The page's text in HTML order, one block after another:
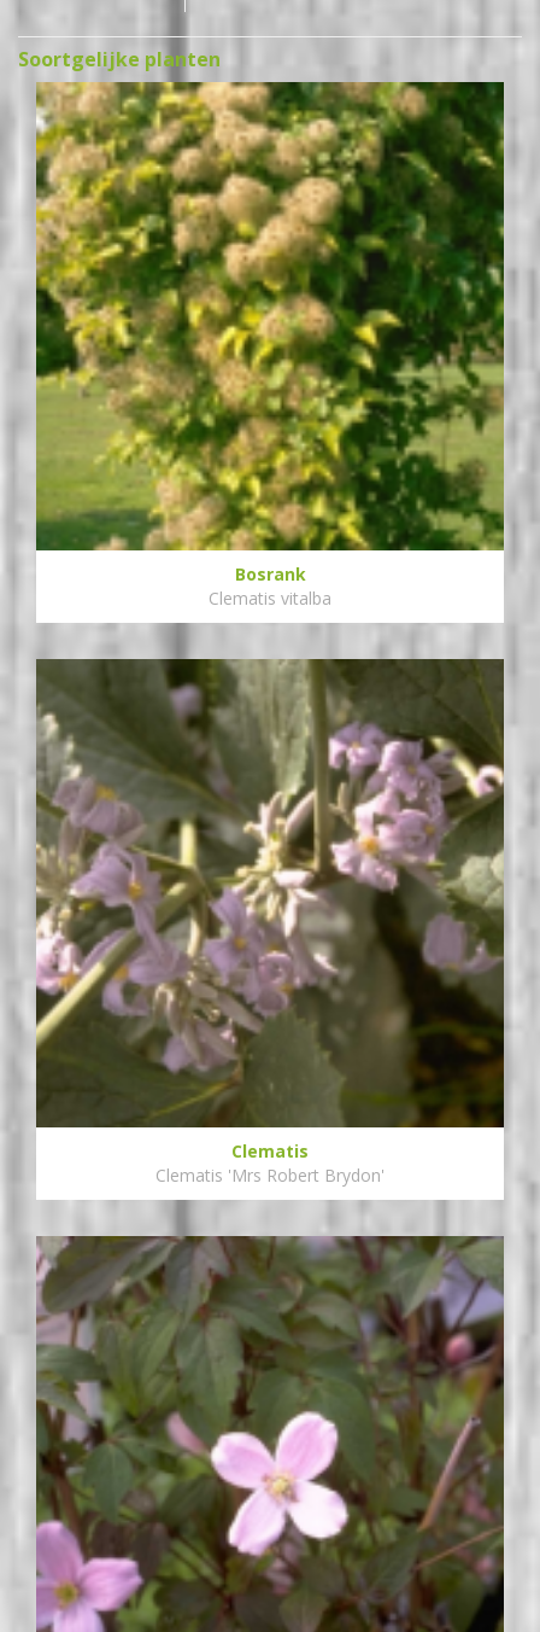
Soortgelijke planten
Bosrank
Clematis vitalba
Clematis
Clematis 'Mrs Robert Brydon'